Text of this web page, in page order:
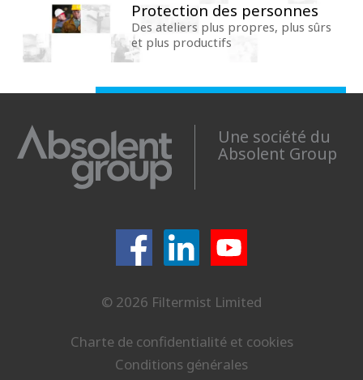
Protection des personnes
Des ateliers plus propres, plus sûrs
et plus productifs
Une société du
Absolent Group
© 2026 Filtermist Limited
Charte de confidentialité et cookies
Conditions générales